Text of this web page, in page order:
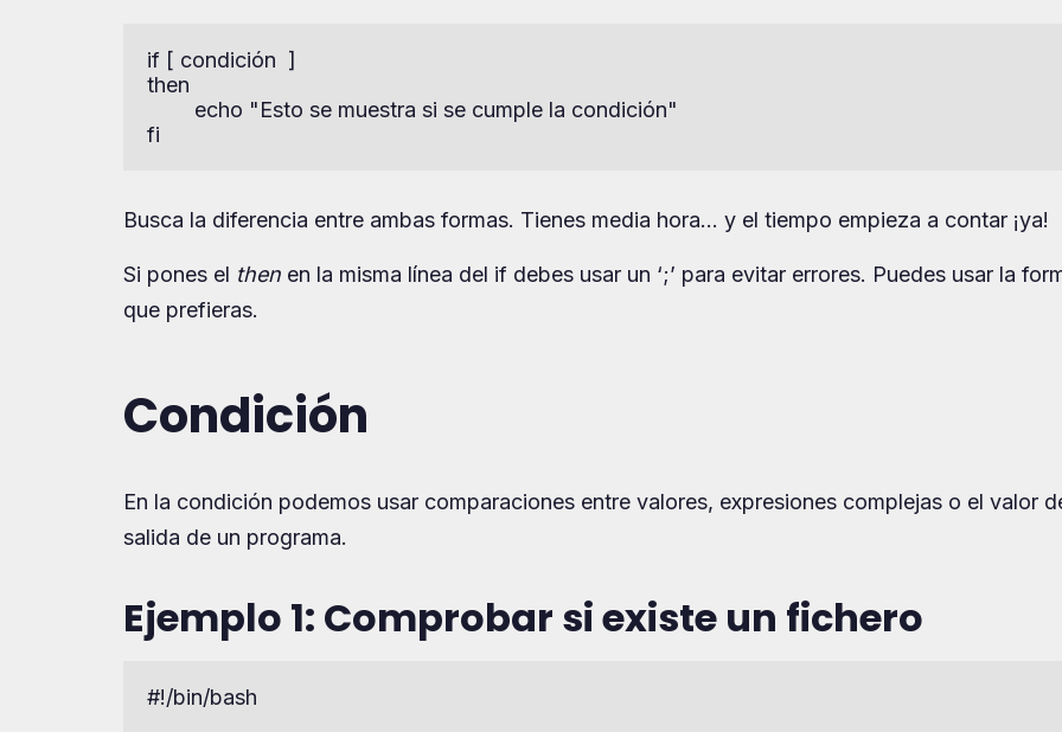
if [ condición  ]
then
        echo "Esto se muestra si se cumple la condición"
fi
Busca la diferencia entre ambas formas. Tienes media hora… y el tiempo empieza a contar ¡ya!
Si pones el then en la misma línea del if debes usar un ‘;’ para evitar errores. Puedes usar la
que prefieras.
Condición
En la condición podemos usar comparaciones entre valores, expresiones complejas o el valor
salida de un programa.
Ejemplo 1: Comprobar si existe un fichero
#!/bin/bash